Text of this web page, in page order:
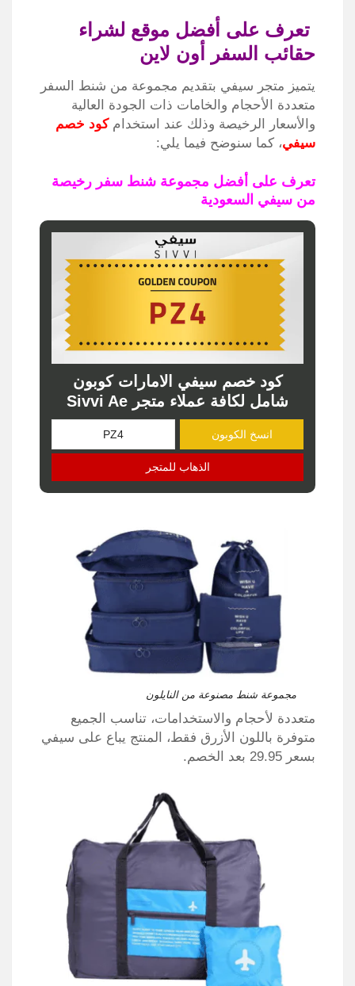
تعرف على أفضل موقع لشراء
حقائب السفر أون لاين
يتميز متجر سيفي بتقديم مجموعة من شنط السفر
متعددة الأحجام والخامات ذات الجودة العالية
والأسعار الرخيصة وذلك عند استخدامكود خصم
سيفي، كما سنوضح فيما يلي:
تعرف على أفضل مجموعة شنط سفر رخيصة
من سيفي السعودية
كود خصم سيفي الامارات كوبون
شامل لكافة عملاء متجر Sivvi Ae
انسخ الكوبون
الذهاب للمتجر
مجموعة شنط مصنوعة من النايلون
متعددة لأحجام والاستخدامات، تناسب الجميع
متوفرة باللون الأزرق فقط، المنتج يباع على سيفي
بسعر 29.95 بعد الخصم.